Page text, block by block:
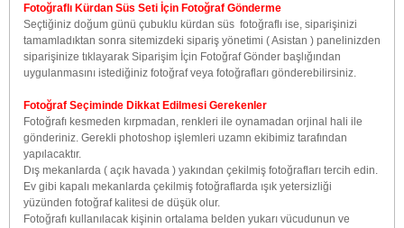
Fotoğraflı Kürdan Süs Seti İçin Fotoğraf Gönderme
Seçtiğiniz doğum günü çubuklu kürdan süs fotoğraflı ise, siparişinizi
tamamladıktan sonra sitemizdeki sipariş yönetimi ( Asistan ) panelinizden
siparişinize tıklayarak Siparişim İçin Fotoğraf Gönder başlığından
uygulanmasını istediğiniz fotoğraf veya fotoğrafları gönderebilirsiniz.
Fotoğraf Seçiminde Dikkat Edilmesi Gerekenler
Fotoğrafı kesmeden kırpmadan, renkleri ile oynamadan orjinal hali ile
gönderiniz. Gerekli photoshop işlemleri uzamn ekibimiz tarafından
yapılacaktır.
Dış mekanlarda ( açık havada ) yakından çekilmiş fotoğrafları tercih edin.
Ev gibi kapalı mekanlarda çekilmiş fotoğraflarda ışık yetersizliği
yüzünden fotoğraf kalitesi de düşük olur.
Fotoğrafı kullanılacak kişinin ortalama belden yukarı vücudunun ve